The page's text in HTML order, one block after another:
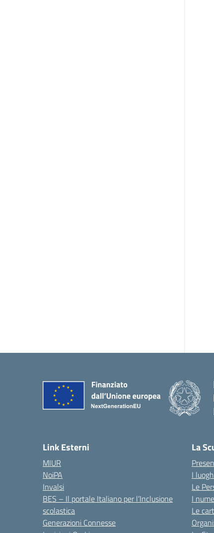
Link Esterni
MIUR
NoiPA
Invalsi
BES – Il portale Italiano per l’Inclusione
scolastica
Generazioni Connesse
La
I
Le
I
Le